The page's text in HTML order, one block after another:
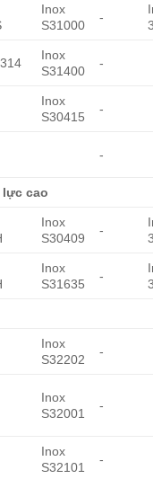
Inox
S31000
-
Inox
S31400
-
Inox
S30415
-
-
lực cao
Inox
S30409
-
Inox
S31635
-
Inox
S32202
-
Inox
S32001
-
Inox
S32101
-